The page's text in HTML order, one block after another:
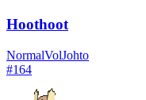
Hoothoot
NormalVolJohto
#164